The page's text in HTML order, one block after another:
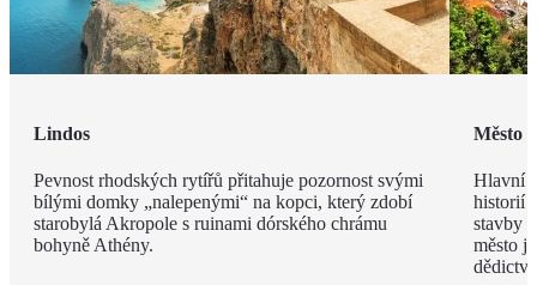
Lindos
Pevnost rhodských rytířů přitahuje pozornost svými
bílými domky „nalepenými“ na kopci, který zdobí
starobylá Akropole s ruinami dórského chrámu
bohyně Athény.
Město
Hlavní
historií
stavby
město